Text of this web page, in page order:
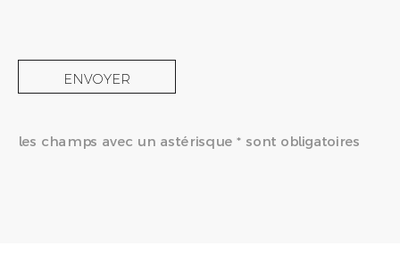
ENVOYER
les champs avec un astérisque * sont obligatoires